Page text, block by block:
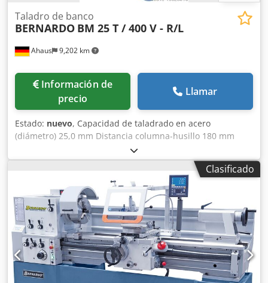
Ahaus 9,202 km
Taladro de banco
BERNARDO BM 25 T / 400 V - R/L
Información de
precio
Llamar
Estado: nuevo, Capacidad de taladrado en acero
(diámetro) 25,0 mm Distancia columna-husillo 180 mm
Carrera del husillo 80,0 mm Morse cónico 2 MT Velocidad
de giro 180 - 2270 rpm Dimensiones de la mesa 305 x 305
mm Inclinación de la mesa +/- 45 grados Ranuras en T 16,0
mm Diámetro de la columna 72,0 mm Tensión de servicio
400 V Potencia total requerida 1,10 kW Peso 57,0 kg
Dimensiones L-A-H 400 x 630 x 990 mm Descripción: -
Equipamiento de serie con indicador digital de
profundidad del husillo y lámpara de trabajo Dedpfx
Anoxaa Thocokr - Funcionamiento extremadamente suave
gracias a las poleas de fundición gris - Rodamientos de
bolas de alta calidad garantizan una excelente precisión
Clasificado